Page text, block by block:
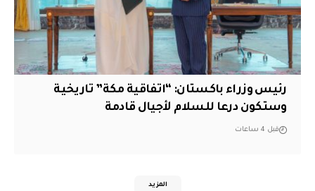
رئيس وزراء باكستان: “اتفاقية مكة” تاريخية
وستكون درعا للسلام لأجيال قادمة
قبل 4 ساعات
المزيد